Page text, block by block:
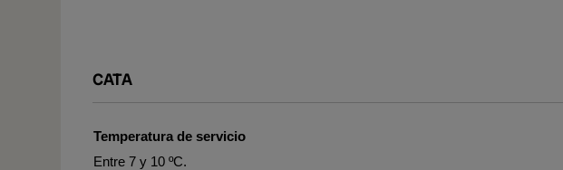
CATA
Temperatura de servicio
Entre 7 y 10 ºC.